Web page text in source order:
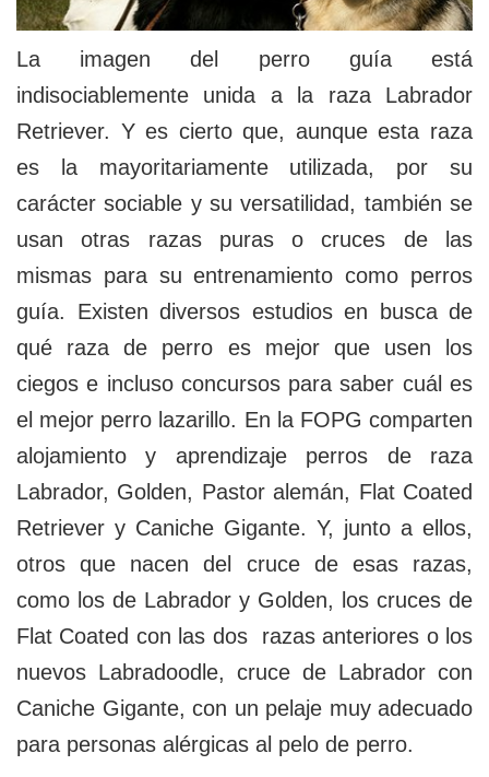
La imagen del perro guía está
indisociablemente unida a la raza Labrador
Retriever. Y es cierto que, aunque esta raza
es la mayoritariamente utilizada, por su
carácter sociable y su versatilidad, también se
usan otras razas puras o cruces de las
mismas para su entrenamiento como perros
guía. Existen diversos estudios en busca de
qué raza de perro es mejor que usen los
ciegos e incluso concursos para saber cuál es
el mejor perro lazarillo. En la FOPG comparten
alojamiento y aprendizaje perros de raza
Labrador, Golden, Pastor alemán, Flat Coated
Retriever y Caniche Gigante. Y, junto a ellos,
otros que nacen del cruce de esas razas,
como los de Labrador y Golden, los cruces de
Flat Coated con las dos razas anteriores o los
nuevos Labradoodle, cruce de Labrador con
Caniche Gigante, con un pelaje muy adecuado
para personas alérgicas al pelo de perro.